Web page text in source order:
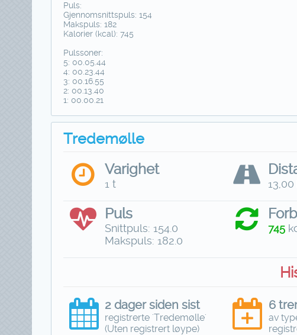
Puls:
Gjennomsnittspuls: 154
Makspuls: 182
Kalorier (kcal): 745
Pulssoner:
5: 00.05.44
4: 00.23.44
3: 00.16.55
2: 00.13.40
1: 00.00.21
Tredemølle
Varighet
1 t
Puls
Snittpuls: 154.0
Makspuls: 182.0
745
2 dager siden sist
registrerte 'Tredemølle'
(Uten registrert løype)
6
av